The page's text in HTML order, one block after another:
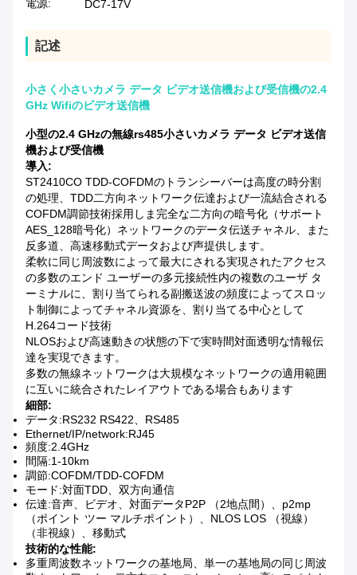
電源:
DC7-17V
記述
小さく小さいカメラ データ ビデオ送信機および受信機の2.4
GHz Wifiのビデオ送信機
小型の2.4 GHzの無線rs485小さいカメラ データ ビデオ送信
機および受信機
導入:
ST2410CO TDD-COFDMのトランシーバーは高度の時分割
の処理、TDD二方向ネットワーク伝達および一流結合される
COFDM調節技術採用しま完全な二方向の暗号化（サポート
AES_128暗号化）ネットワークのデータ伝送チャネル、また
反多道、高速移動式データおよび声提供します。
柔軟に同じ周波数によって最大にされる実現されたアクセス
の多数のエンド ユーザーの多元接続性内の複数のユーザ タ
ーミナルに、割り当てられる副搬送波の頻度によってスロッ
ト制御によってチャネル資源を、割り当てる中心として
H.264コード技術
NLOSおよび高速動きの状態の下で実時間対面透明な情報伝
達を実現できます。
多数の無線ネットワークは大規模なネットワークの適用範囲
に互いに統合されたレイアウトである場合もあります
細部:
データ:RS232 RS422、RS485
Ethernet/IP/network:RJ45
頻度:2.4GHz
間隔:1-10km
調節:COFDM/TDD-COFDM
モード:対面TDD、双方向通信
伝達:音声、ビデオ、対面データP2P （2地点間）、p2mp
（ポイント ツー マルチポイント）、NLOS LOS （視線）
（非視線）、移動式
技術的な性能:
多重周波数ネットワークの基地局、単一の基地局の同じ周波